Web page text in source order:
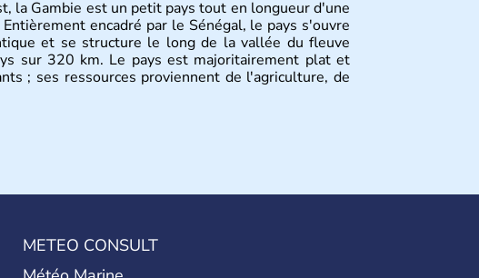
la Gambie est un petit pays tout en longueur d'une
encadré par le Sénégal, le pays s'ouvre
et se structure le long de la vallée du fleuve
sur 320 km. Le pays est majoritairement plat et
; ses ressources proviennent de l'agriculture, de
METEO CONSULT